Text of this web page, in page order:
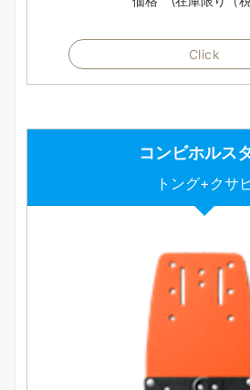
Click
コンビホルス
トング+クサ